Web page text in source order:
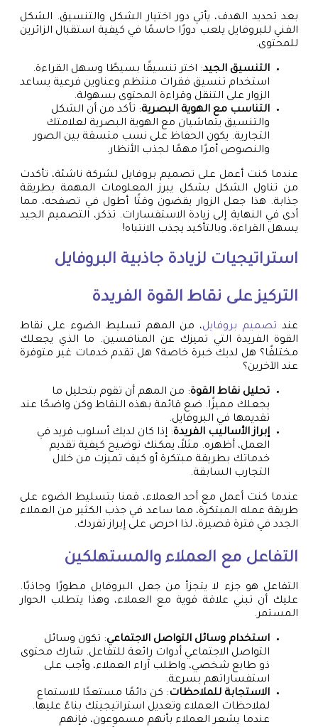
بعد تحديد الهدف، يأتي دور اختيار الشكل والتنسيق. الشكل
الفني للبروفايل يلعب دورًا حاسمًا في كيفية استقبال الزائرين
للمحتوى.
التنسيق الجيد: اختر تنسيقًا بسيطًا وسهل القراءة.
استخدام تنسيق فقرات منتظم وعناوين فرعية يساعد
الزوار على التنقل وقراءة المحتوى بسهولة.
التناسب مع الهوية البصرية: تأكد من أن الشكل
والتنسيق يتماشيان مع الهوية البصرية لعلامتك
التجارية. يكون الحفاظ على نسب متسقة بين الصور
والنصوص أمرًا مهمًا لجذب الأنظار.
عندما كنت أعمل على تصميم بروفايل لشركة ناشئة، تأكدت
من تناول الشكل بشكل يبرز المعلومات المهمة بطريقة
جذابة. هذا جعل الزوار يقضون وقتًا أطول في تصفحه، مما
أدى في النهاية إلى زيادة الاستفسارات. تذكر، التصميم الجيد
يسهل القراءة، وبالتأكيد يجذب الانتباه!
استراتيجيات لزيادة جاذبية البروفايل
التركيز على نقاط القوة الفريدة
عند تصميم بروفايل، من المهم تسليط الضوء على نقاط
القوة الفريدة التي تميزك عن المنافسين. ما الذي يجعلك
مختلفًا؟ هل لديك خبرة خاصة؟ هل تقدم خدمات غير متوفرة
عند الآخرين؟
تحليل نقاط القوة: من المهم أن تقوم بتحليل ما
يجعلك مميزًا. ضع قائمة بهذه النقاط وكن واضحًا عند
تقديمها في البروفايل.
إبراز الأساليب الفريدة: إذا كان لديك أسلوب فريد في
العمل، أظهره. مثلاً، يمكنك توضيح كيفية تقديم
خدماتك بطريقة مبتكرة أو كيف تميزت من خلال
التجارب السابقة.
عندما كنت أعمل مع أحد العملاء، قمنا بتسليط الضوء على
طريقة عمله المبتكرة، مما ساعد في جذب الكثير من العملاء
الجدد في فترة قصيرة، لذا احرص على إبراز تفردك.
التفاعل مع العملاء والمستهلكين
التفاعل هو جزء لا يتجزأ من جعل البروفايل مطورًا وجاذبًا.
عليك أن تبني علاقة قوية مع العملاء، وهذا يتطلب الحوار
المستمر.
استخدام وسائل التواصل الاجتماعي: تكون وسائل
التواصل الاجتماعي أدوات رائعة للتفاعل. شارك محتوى
ذو طابع شخصي، واطلب آراء العملاء، وأجب على
استفساراتهم بسرعة.
الاستجابة للملاحظات: كن دائمًا مستعدًا للاستماع
لملاحظات العملاء وتعديل استراتيجيتك بناءً عليها.
عندما يشعر العملاء بأنهم مسموعون، فإنهم